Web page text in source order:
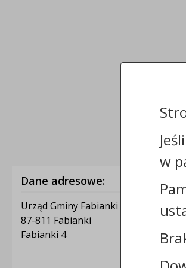
Dane adresowe:
Urząd Gminy Fabianki
87-811 Fabianki
Fabianki 4
w